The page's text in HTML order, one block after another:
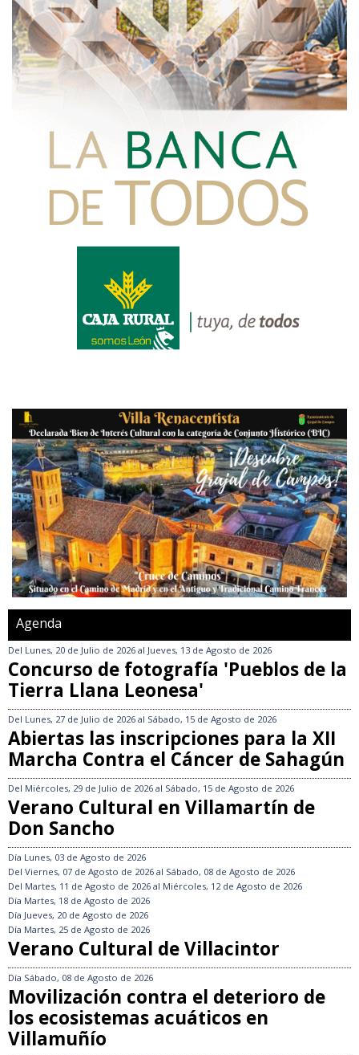
Agenda
Del Lunes, 20 de Julio de 2026 al Jueves, 13 de Agosto de 2026
Concurso de fotografía 'Pueblos de la
Tierra Llana Leonesa'
Del Lunes, 27 de Julio de 2026 al Sábado, 15 de Agosto de 2026
Abiertas las inscripciones para la XII
Marcha Contra el Cáncer de Sahagún
Del Miércoles, 29 de Julio de 2026 al Sábado, 15 de Agosto de 2026
Verano Cultural en Villamartín de
Don Sancho
Día Lunes, 03 de Agosto de 2026
Del Viernes, 07 de Agosto de 2026 al Sábado, 08 de Agosto de 2026
Del Martes, 11 de Agosto de 2026 al Miércoles, 12 de Agosto de 2026
Día Martes, 18 de Agosto de 2026
Día Jueves, 20 de Agosto de 2026
Día Martes, 25 de Agosto de 2026
Verano Cultural de Villacintor
Día Sábado, 08 de Agosto de 2026
Movilización contra el deterioro de
los ecosistemas acuáticos en
Villamuñío